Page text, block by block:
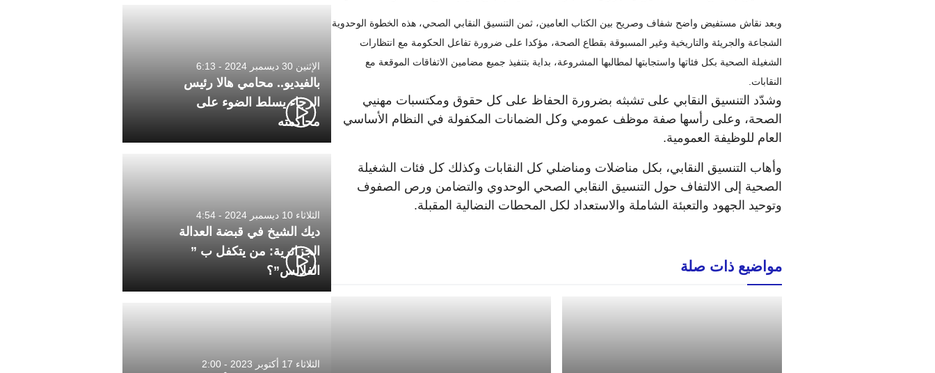
وبعد نقاش مستفيض واضح شفاف وصريح بين الكتاب العامين، ثمن التنسيق النقابي الصحي، هذه الخطوة الوحدوية
الشجاعة والجريئة والتاريخية وغير المسبوقة بقطاع الصحة، مؤكدا على ضرورة تفاعل الحكومة مع انتظارات
الشغيلة الصحية بكل فئاتها واستجابتها لمطالبها المشروعة، بداية بتنفيذ جميع مضامين الاتفاقات الموقعة مع
النقابات.
وشدّد التنسيق النقابي على تشبثه بضرورة الحفاظ على كل حقوق ومكتسبات مهنيي
الصحة، وعلى رأسها صفة موظف عمومي وكل الضمانات المكفولة في النظام الأساسي
العام للوظيفة العمومية.
وأهاب التنسيق النقابي، بكل مناضلات ومناضلي كل النقابات وكذلك كل فئات الشغيلة
الصحية إلى الالتفاف حول التنسيق النقابي الصحي الوحدوي والتضامن ورص الصفوف
وتوحيد الجهود والتعبئة الشاملة والاستعداد لكل المحطات النضالية المقبلة.
مواضيع ذات صلة
الإثنين 30 ديسمبر 2024 - 6:13
بالفيديو.. محامي هالا رئيس
الرجاء يسلط الضوء على
محاكمته
الثلاثاء 10 ديسمبر 2024 - 4:54
ديك الشيخ في قبضة العدالة
الجزائرية: من يتكفل ب ”
الفلالس”؟
الثلاثاء 17 أكتوبر 2023 - 2:00